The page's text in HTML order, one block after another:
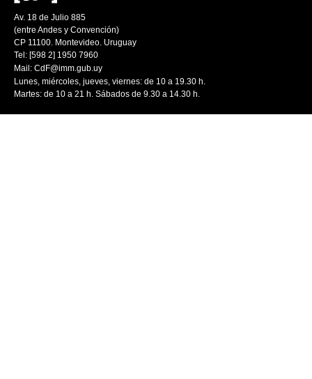
Av. 18 de Julio 885
(entre Andes y Convención)
CP 11100. Montevideo. Uruguay
Tel: [598 2] 1950 7960
Mail: CdF@imm.gub.uy
Lunes, miércoles, jueves, viernes: de 10 a 19.30 h.
Martes: de 10 a 21 h. Sábados de 9.30 a 14.30 h.